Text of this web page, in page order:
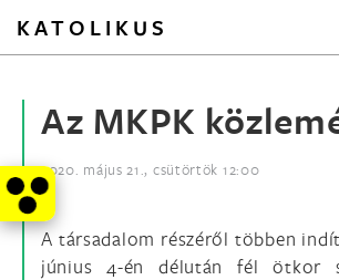
KATOLIKUS
Az MKPK
2020. május 21., csütörtök 12:00
A társadalom részéről többen
június 4-én délután fél ötkor